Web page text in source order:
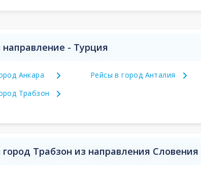
направление - Турция
Анкара Рейсы в город Анталия
Трабзон
город Трабзон из направления Словения